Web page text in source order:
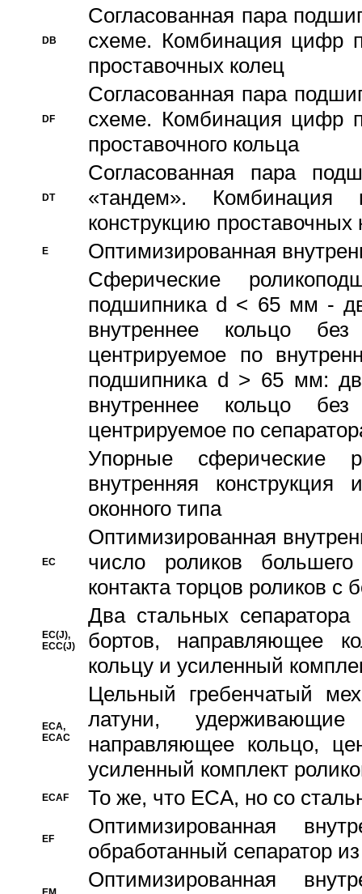
DB
Согласованная пара
схеме. Комбинация цифр
проставочных колец
DF
Согласованная пара
схеме. Комбинация цифр
проставочного кольца
DT
Согласованная пара
«тандем».
конструкцию проставочных
E
Оптимизированная
Сферические
подшипника d < 65 мм -
внутреннее кольцо
центрируемое по
подшипника d > 65 мм:
внутреннее кольцо
центрируемое по
Упорные сферические
внутренняя
оконного типа
EC
Oптимизированная
число роликов
контакта торцов роликов с
EC(J),
ECC(J)
Два стальных сепаратора
бортов, направляющее
кольцу и усиленный
ECA,
ECAC
Цельный гребенчатый
латуни,
направляющее кольцо,
усиленный комплект
ECAF То же, что ECA, но со
EF
Оптимизированная
обработанный сепаратор
Оптимизированная